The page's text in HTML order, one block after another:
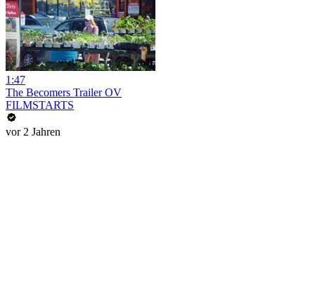
1:47
The Becomers Trailer OV
FILMSTARTS
vor 2 Jahren